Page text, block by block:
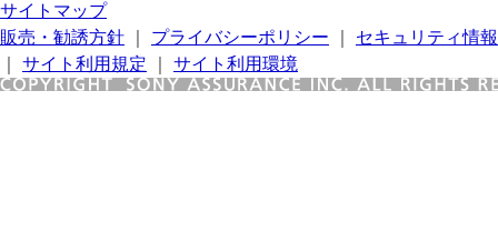
サイトマップ
販売・勧誘方針
プライバシーポリシー
セキュリティ情報
サイト利用規定 サイト利用環境